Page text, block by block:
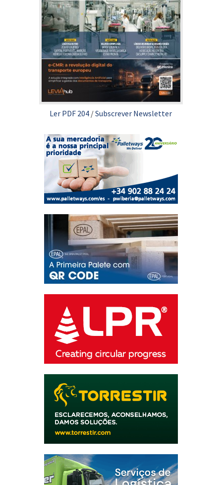
Ler PDF 204 /Subscrever Newsletter